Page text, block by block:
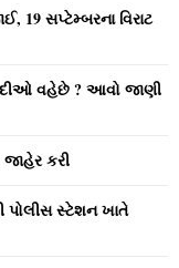
C
19 સપ્ટેમ્બરના વિરાટ
વહેછે ? આવો જાણી
જાહેર કરી
પોલીસ સ્ટેશન ખાતે